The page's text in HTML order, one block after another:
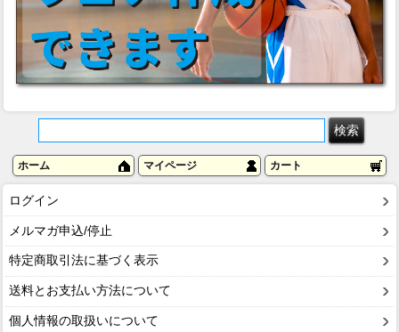
ホーム マイページ カート
ログイン
メルマガ申込/停止
特定商取引法に基づく表示
送料とお支払い方法について
個人情報の取扱いについて